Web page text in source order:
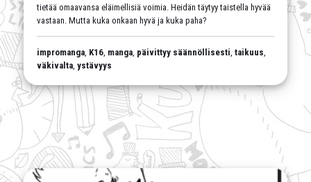
tietää omaavansa eläimellisiä voimia. Heidän täytyy taistella hyvää
vastaan. Mutta kuka onkaan hyvä ja kuka paha?
impromanga K16 manga päivittyy säännöllisesti ,taikuus
väkivalta ,ystävyys